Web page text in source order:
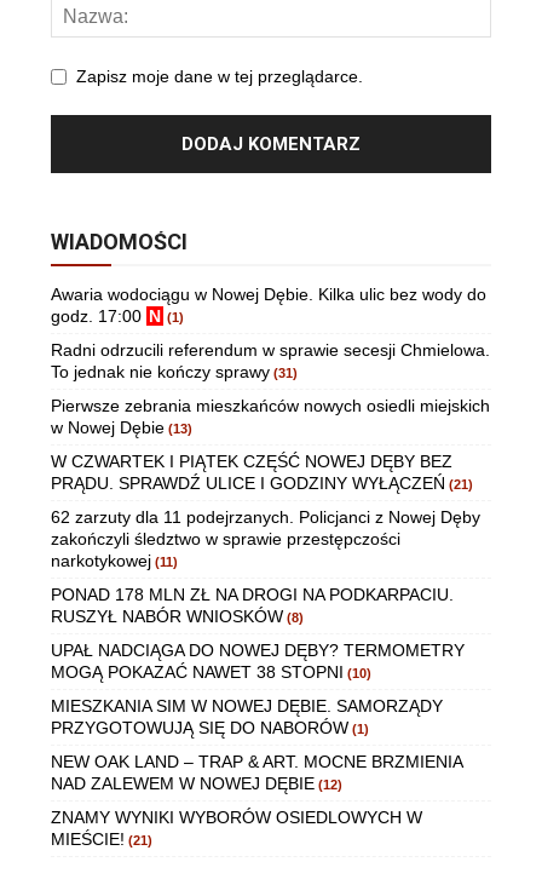
Zapisz moje dane w tej przeglądarce.
WIADOMOŚCI
Awaria wodociągu w Nowej Dębie. Kilka ulic bez wody do
godz. 17:00 N (1)
Radni odrzucili referendum w sprawie secesji Chmielowa.
To jednak nie kończy sprawy (31)
Pierwsze zebrania mieszkańców nowych osiedli miejskich
w Nowej Dębie (13)
W CZWARTEK I PIĄTEK CZĘŚĆ NOWEJ DĘBY BEZ
PRĄDU. SPRAWDŹ ULICE I GODZINY WYŁĄCZEŃ (21)
62 zarzuty dla 11 podejrzanych. Policjanci z Nowej Dęby
zakończyli śledztwo w sprawie przestępczości
narkotykowej (11)
PONAD 178 MLN ZŁ NA DROGI NA PODKARPACIU.
RUSZYŁ NABÓR WNIOSKÓW (8)
UPAŁ NADCIĄGA DO NOWEJ DĘBY? TERMOMETRY
MOGĄ POKAZAĆ NAWET 38 STOPNI (10)
MIESZKANIA SIM W NOWEJ DĘBIE. SAMORZĄDY
PRZYGOTOWUJĄ SIĘ DO NABORÓW (1)
NEW OAK LAND – TRAP & ART. MOCNE BRZMIENIA
NAD ZALEWEM W NOWEJ DĘBIE (12)
ZNAMY WYNIKI WYBORÓW OSIEDLOWYCH W
MIEŚCIE! (21)